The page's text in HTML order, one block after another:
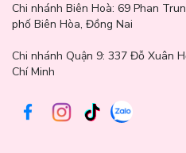
Mint Green Color:
Crosspolymer, Isononyl
Polydimethylsiloxyethyl
Chi nhánh Biên Hoà: 69 Phan
phố Biên Hòa, Đồng Nai
Chi nhánh Quận 9: 337 Đỗ Xuân
Chí Minh